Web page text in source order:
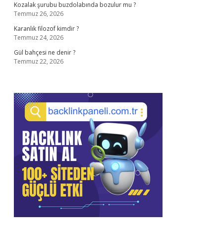
Kozalak şurubu buzdolabında bozulur mu ?
Temmuz 26, 2026
Karanlık filozof kimdir ?
Temmuz 24, 2026
Gül bahçesi ne denir ?
Temmuz 22, 2026